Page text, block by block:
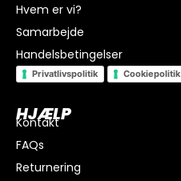
Hvem er vi?
Samarbejde
Handelsbetingelser
Privatlivspolitik Cookiepolitik
HJÆLP
Kontakt
FAQs
Returnering